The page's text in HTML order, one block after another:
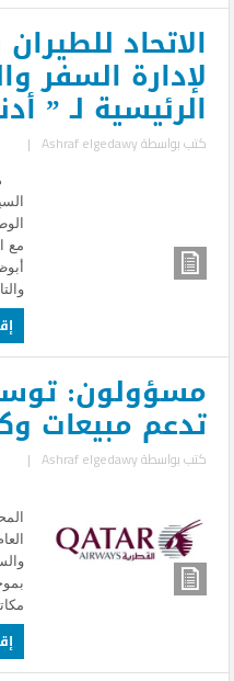
الاتحاد
لإدارة السفر
الرئيسية لـ ”
كتب بواسطةAshraf elgedawy
|
مع
مسؤولون:
تدعم مبيعات
كتب بواسطةAshraf elgedawy
|